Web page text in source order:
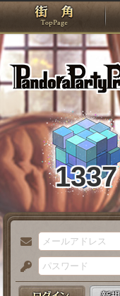
1337
メ
ー
パ